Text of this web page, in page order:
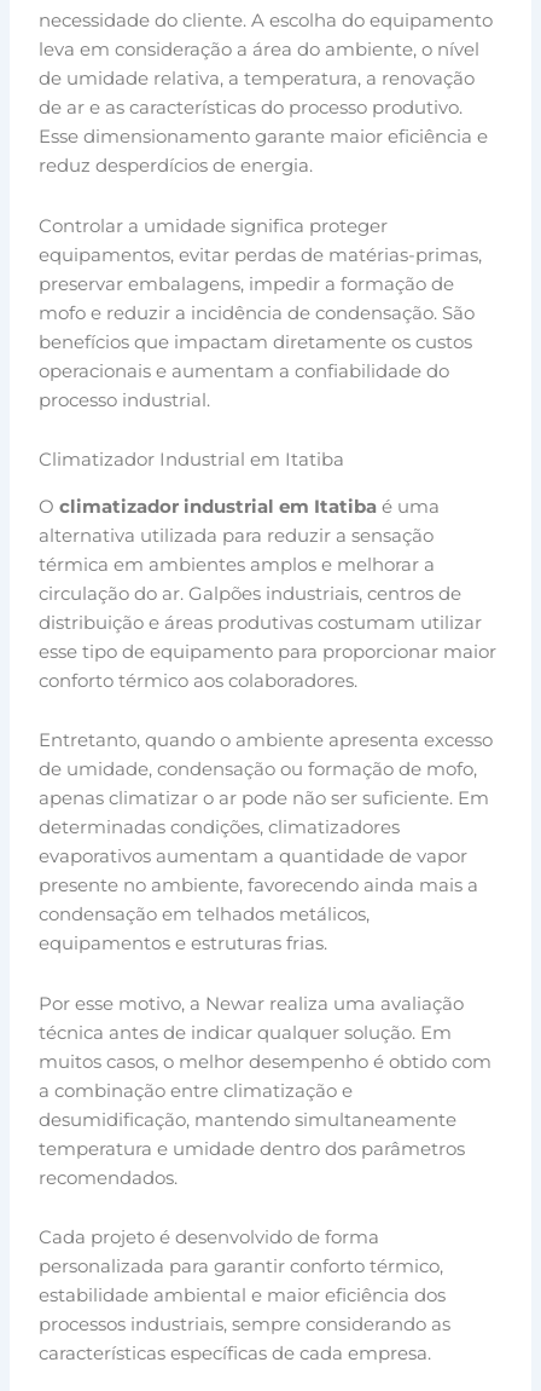
necessidade do cliente. A escolha do equipamento
leva em consideração a área do ambiente, o nível
de umidade relativa, a temperatura, a renovação
de ar e as características do processo produtivo.
Esse dimensionamento garante maior eficiência e
reduz desperdícios de energia.
Controlar a umidade significa proteger
equipamentos, evitar perdas de matérias-primas,
preservar embalagens, impedir a formação de
mofo e reduzir a incidência de condensação. São
benefícios que impactam diretamente os custos
operacionais e aumentam a confiabilidade do
processo industrial.
Climatizador Industrial em Itatiba
Oclimatizador industrial em Itatiba é uma
alternativa utilizada para reduzir a sensação
térmica em ambientes amplos e melhorar a
circulação do ar. Galpões industriais, centros de
distribuição e áreas produtivas costumam utilizar
esse tipo de equipamento para proporcionar maior
conforto térmico aos colaboradores.
Entretanto, quando o ambiente apresenta excesso
de umidade, condensação ou formação de mofo,
apenas climatizar o ar pode não ser suficiente. Em
determinadas condições, climatizadores
evaporativos aumentam a quantidade de vapor
presente no ambiente, favorecendo ainda mais a
condensação em telhados metálicos,
equipamentos e estruturas frias.
Por esse motivo, a Newar realiza uma avaliação
técnica antes de indicar qualquer solução. Em
muitos casos, o melhor desempenho é obtido com
a combinação entre climatização e
desumidificação, mantendo simultaneamente
temperatura e umidade dentro dos parâmetros
recomendados.
Cada projeto é desenvolvido de forma
personalizada para garantir conforto térmico,
estabilidade ambiental e maior eficiência dos
processos industriais, sempre considerando as
características específicas de cada empresa.